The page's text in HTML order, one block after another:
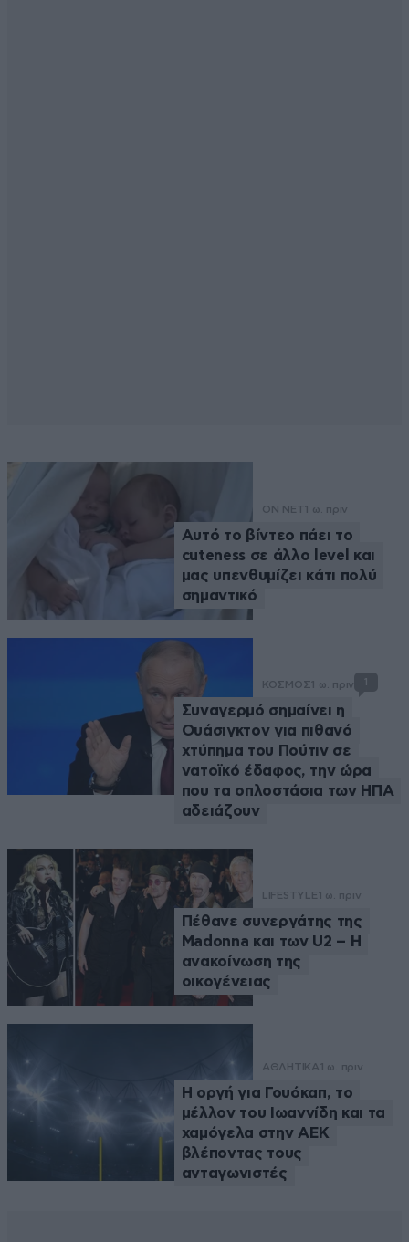
ON NET 1 ω. πριν
Αυτό το βίντεο πάει το
cuteness σε άλλο level και
μας υπενθυμίζει κάτι πολύ
σημαντικό
ΚΟΣΜΟΣ 1 ω. πριν 1
Συναγερμό σημαίνει η
Ουάσιγκτον για πιθανό
χτύπημα του Πούτιν σε
νατοϊκό έδαφος, την ώρα
που τα οπλοστάσια των ΗΠΑ
αδειάζουν
LIFESTYLE 1 ω. πριν
Πέθανε συνεργάτης της
Madonna και των U2 – Η
ανακοίνωση της
οικογένειας
ΑΘΛΗΤΙΚΑ 1 ω. πριν
Η οργή για Γουόκαπ, το
μέλλον του Ιωαννίδη και τα
χαμόγελα στην ΑΕΚ
βλέποντας τους
ανταγωνιστές